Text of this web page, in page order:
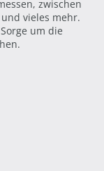
zwischen
vieles mehr.
um die